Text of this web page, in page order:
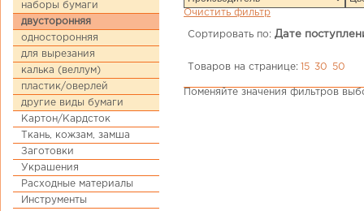
наборы бумаги
двусторонняя
односторонняя
для вырезания
калька (веллум)
пластик/оверлей
другие виды бумаги
Картон/Кардсток
Ткань, кожзам, замша
Заготовки
Украшения
Расходные материалы
Инструменты
Очистить фильтр
Сортировать по: Дате
Товаров на странице: 15 30 50
Поменяйте значения фильтров